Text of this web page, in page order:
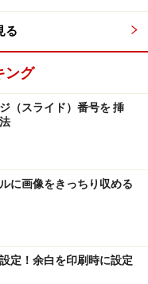
る
ング
（スライド）番号を 挿
に画像をきっちり収める
定！余白を印刷時に設定